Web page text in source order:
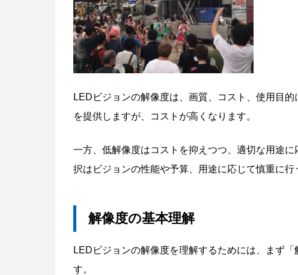
LEDビジョンの解像度は、画質、コスト、使用目
を提供しますが、コストが高くなります。
一方、低解像度はコストを抑えつつ、適切な用途
択はビジョンの性能や予算、用途に応じて慎重に行
解像度の基本理解
LEDビジョンの解像度を理解するためには、まず
す。